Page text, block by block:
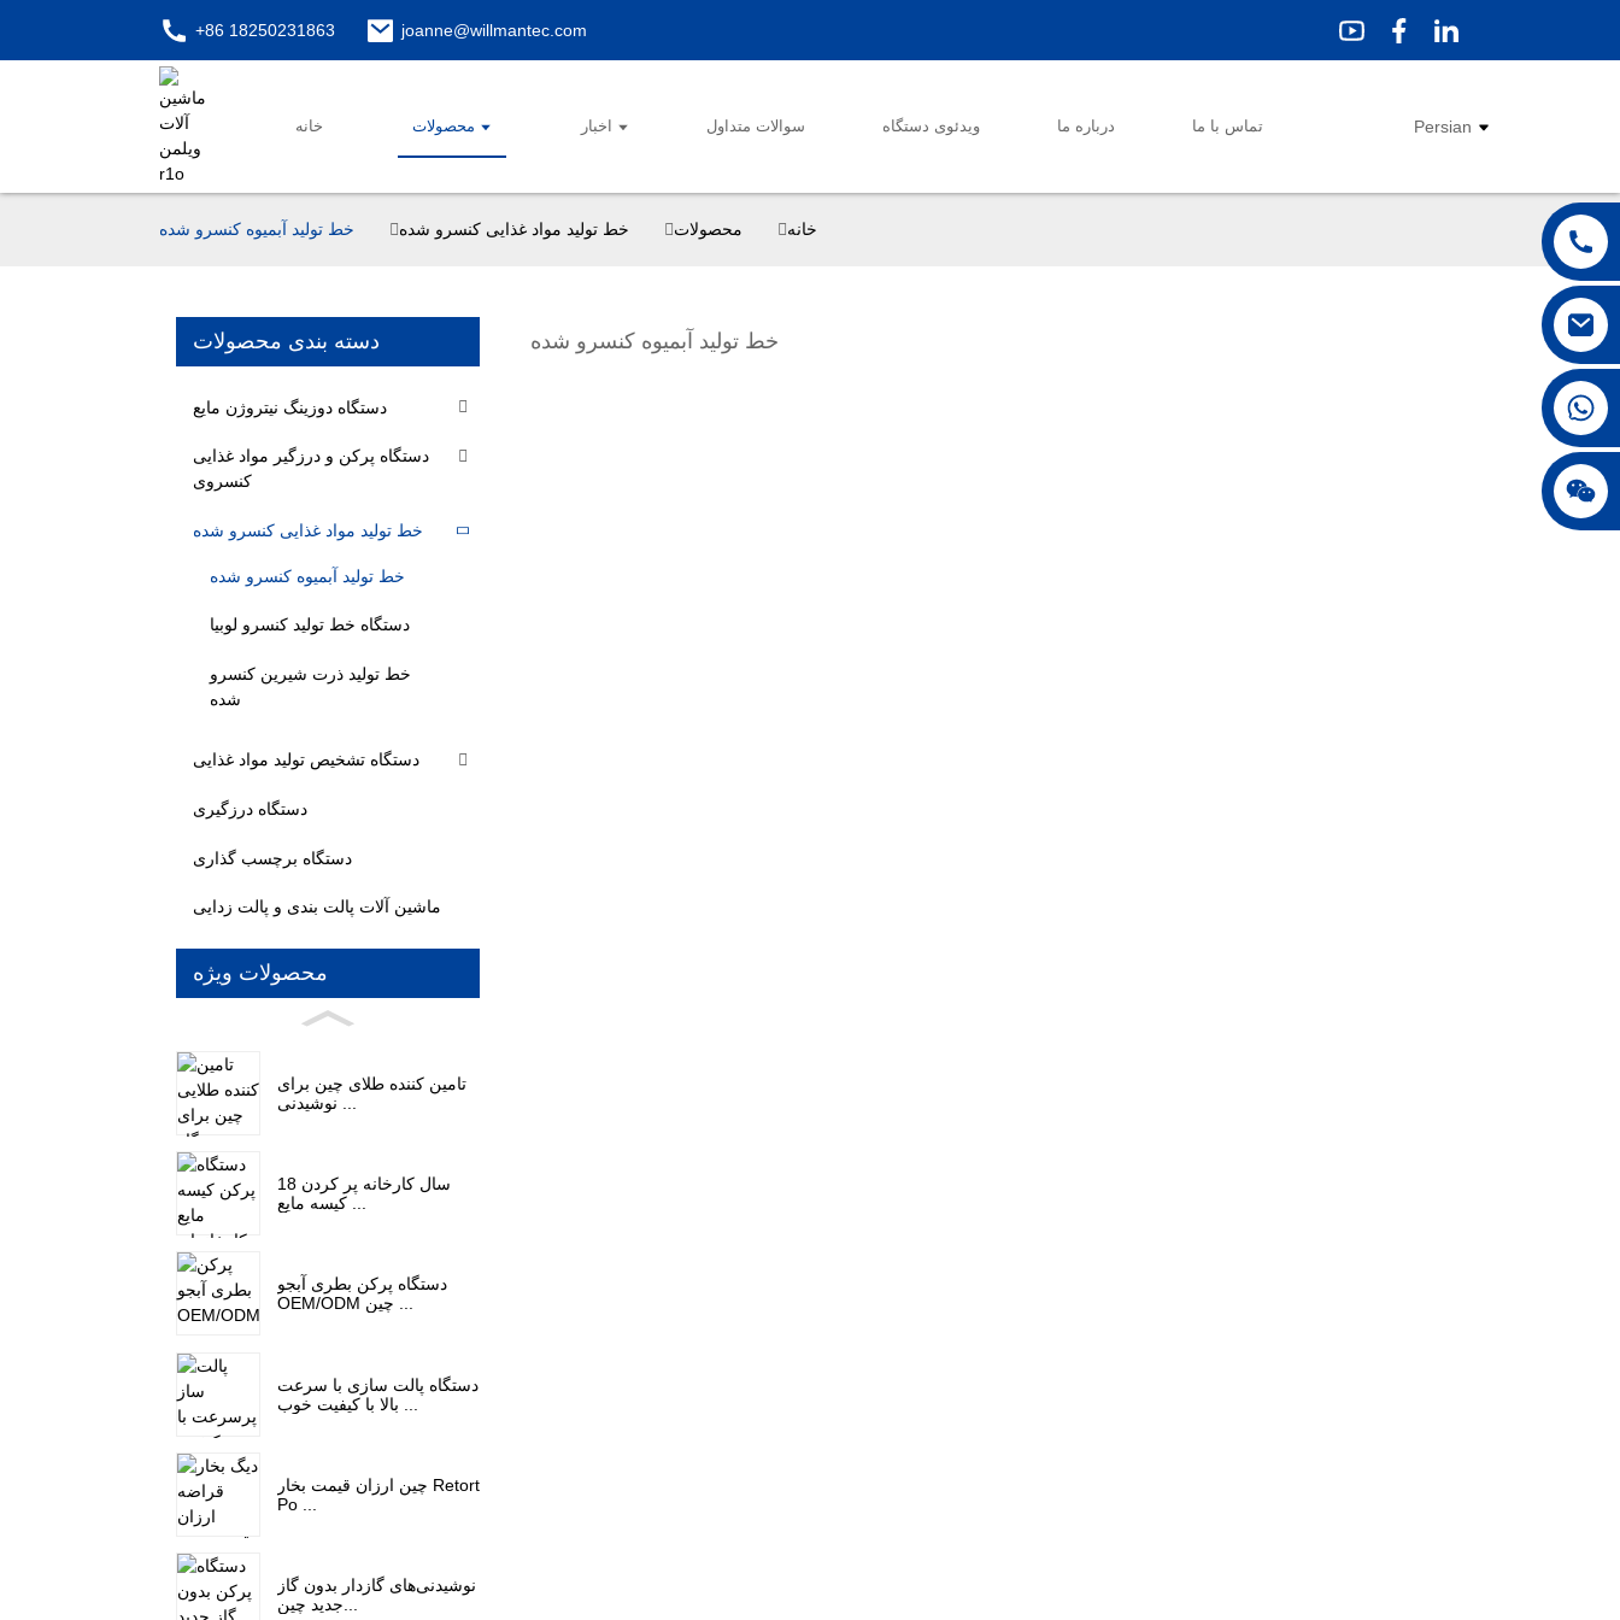
‎+86 18250231863‎ joanne@willmantec.com
خانه محصولات اخبار سوالات متداول ویدئوی دستگاه درباره ما تماس با ما Persian
خانه محصولات خط تولید مواد غذایی کنسرو شده خط تولید آبمیوه کنسرو شده
دسته بندی محصولات
دستگاه دوزینگ نیتروژن مایع
دستگاه پرکن و درزگیر مواد غذایی
کنسروی
خط تولید مواد غذایی کنسرو شده
خط تولید آبمیوه کنسرو شده
دستگاه خط تولید کنسرو لوبیا
خط تولید ذرت شیرین کنسرو
شده
دستگاه تشخیص تولید مواد غذایی
دستگاه درزگیری
دستگاه برچسب گذاری
ماشین آلات پالت بندی و پالت زدایی
محصولات ویژه
تامین کننده طلای چین برای
18 سال کارخانه پر کردن
دستگاه پرکن بطری آبجو
OEM/ODM چین ...
دستگاه پالت سازی با سرعت
چین ارزان قیمت بخار Retort
Po ...
نوشیدنی‌های گازدار بدون گاز
جدید چین...
خط تولید آبمیوه کنسرو شده